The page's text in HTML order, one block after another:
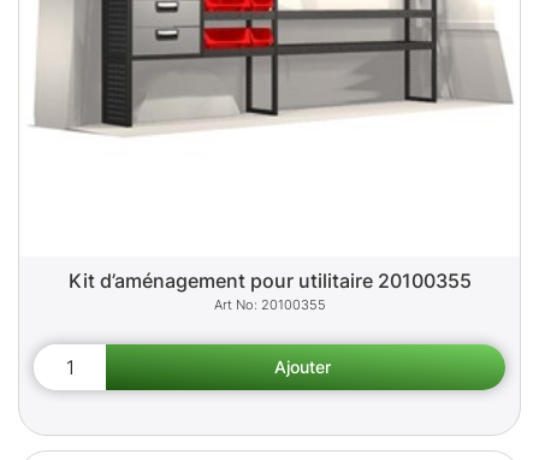
Kit d’aménagement pour utilitaire 20100355
20100355